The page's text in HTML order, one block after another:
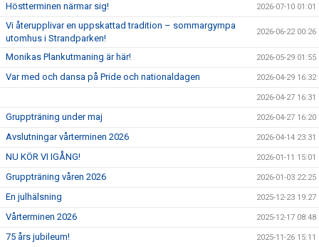
Höstterminen närmar sig! 2026-07-10 01:01
Vi återupplivar en uppskattad tradition – sommargympa
utomhus i Strandparken!
2026-06-22 00:26
Monikas Plankutmaning är här! 2026-05-29 01:55
Var med och dansa på Pride och nationaldagen 2026-04-29 16:32
2026-04-27 16:31
Gruppträning under maj 2026-04-27 16:20
Avslutningar vårterminen 2026 2026-04-14 23:31
NU KÖR VI IGÅNG! 2026-01-11 15:01
Gruppträning våren 2026 2026-01-03 22:25
En julhälsning 2025-12-23 19:27
Vårterminen 2026 2025-12-17 08:48
75 års jubileum! 2025-11-26 15:11